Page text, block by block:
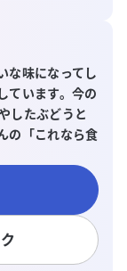
な味になってし
ています。今の
したぶどうと
の「これなら食